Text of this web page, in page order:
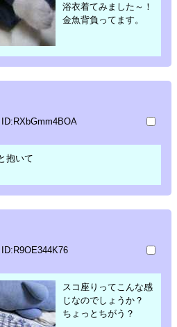
浴衣着てみました～！
金魚背負ってます。
ID:RXbGmm4BOA
抱いて
ID:R9OE344K76
スコ座りってこんな感
じなのでしょうか？
ちょっとちがう？